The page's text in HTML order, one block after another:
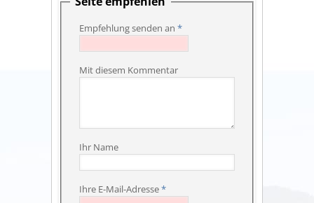
Empfehlung senden an *
Mit diesem Kommentar
Ihr Name
Ihre E-Mail-Adresse*